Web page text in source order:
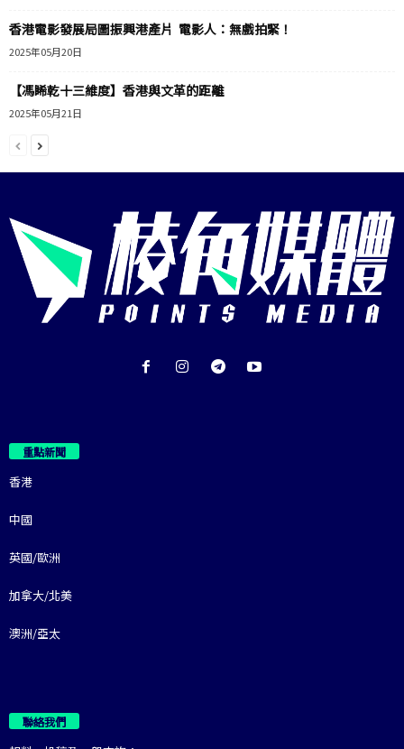
香港電影發展局圖振興港產片 電影人：無戲拍緊！
2025年05月20日
【馮睎乾十三維度】香港與文革的距離
2025年05月21日
重點新聞
香港
中國
英國/歐洲
加拿大/北美
澳洲/亞太
聯絡我們